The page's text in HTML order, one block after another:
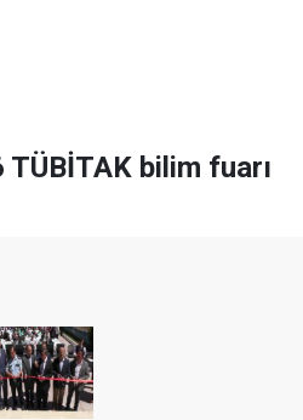
TÜBİTAK bilim fuarı